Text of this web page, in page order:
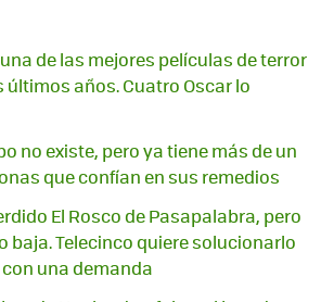
de las mejores películas de terror
últimos años. Cuatro Oscar lo
no existe, pero ya tiene más de un
que confían en sus remedios
El Rosco de Pasapalabra, pero
baja. Telecinco quiere solucionarlo
una demanda